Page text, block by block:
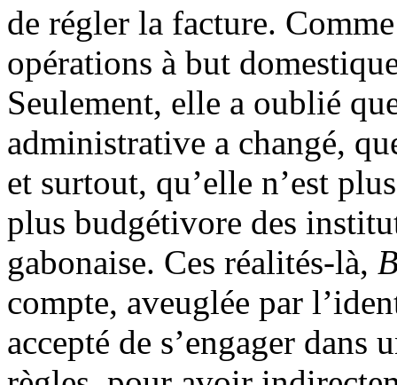
de régler la facture.
opérations à but
Seulement, elle a oublié
administrative a changé,
et surtout, qu’elle n’est
plus budgétivore des
gabonaise. Ces réalités-là,
compte, aveuglée par
accepté de s’engager